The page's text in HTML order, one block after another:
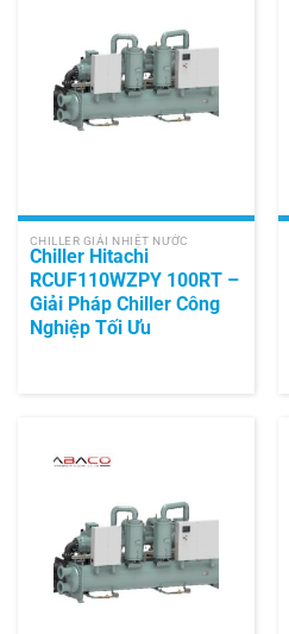
CHILLER GIẢI NHIỆT NƯỚC
Chiller Hitachi
RCUF110WZPY 100RT –
Giải Pháp Chiller Công
Nghiệp Tối Ưu